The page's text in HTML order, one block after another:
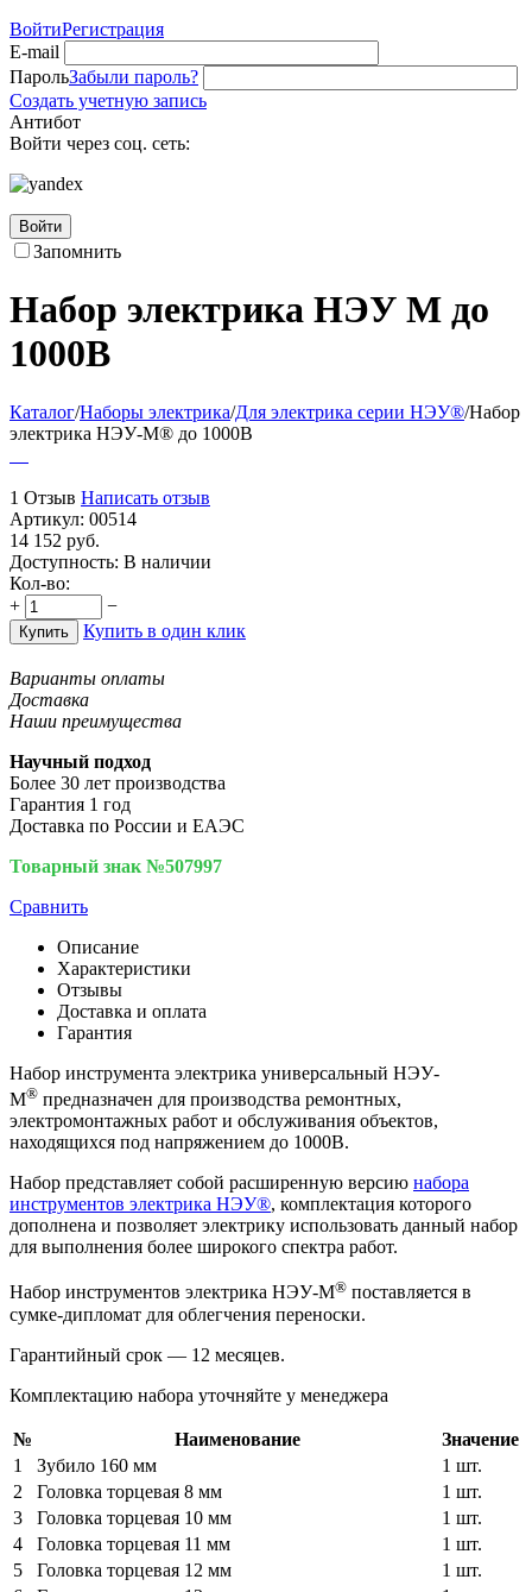
ВойтиРегистрация
E-mail
ПарольЗабыли пароль?
Создать учетную запись
Антибот
Войти через соц. сеть:
Войти
Запомнить
Набор электрика НЭУ М до
1000В
Каталог/Наборы электрика/Для электрика серии НЭУ®/Набор
электрика НЭУ-М® до 1000В
1 Отзыв Написать отзыв
Артикул: 00514
14 152 руб.
Доступность: В наличии
Кол-во:
+
−
Купить Купить в один клик
Варианты оплаты
Доставка
Наши преимущества
Научный подход
Более 30 лет производства
Гарантия 1 год
Доставка по России и ЕАЭС
Товарный знак №507997
Сравнить
Описание
Характеристики
Отзывы
Доставка и оплата
Гарантия
Набор инструмента электрика универсальный НЭУ-
М® предназначен для производства ремонтных,
электромонтажных работ и обслуживания объектов,
находящихся под напряжением до 1000В.
Набор представляет собой расширенную версию набора
инструментов электрика НЭУ®, комплектация которого
дополнена и позволяет электрику использовать данный набор
для выполнения более широкого спектра работ.
Набор инструментов электрика НЭУ-М® поставляется в
сумке-дипломат для облегчения переноски.
Гарантийный срок — 12 месяцев.
Комплектацию набора уточняйте у менеджера
№ Наименование
Значение
1
Зубило 160 мм
1 шт.
2
Головка торцевая 8 мм
1 шт.
3
Головка торцевая 10 мм
1 шт.
4
Головка торцевая 11 мм
1 шт.
5
Головка торцевая 12 мм
1 шт.